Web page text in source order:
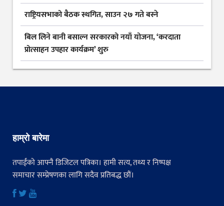
राष्ट्रियसभाको बैठक स्थगित, साउन २७ गते बस्ने
बिल लिने बानी बसाल्न सरकारको नयाँ योजना, ‘करदाता
प्रोत्साहन उपहार कार्यक्रम’ शुरु
हाम्रो बारेमा
तपाईंको आफ्नै डिजिटल पत्रिका। हामी सत्य, तथ्य र निष्पक्ष
समाचार सम्प्रेषणका लागि सदैव प्रतिबद्ध छौं।